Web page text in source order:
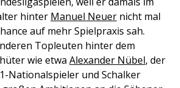
hinter Manuel Neuer nicht mal
auf mehr Spielpraxis sah.
Topleuten hinter dem
wie etwa Alexander Nübel, der
Nationalspieler und Schalker